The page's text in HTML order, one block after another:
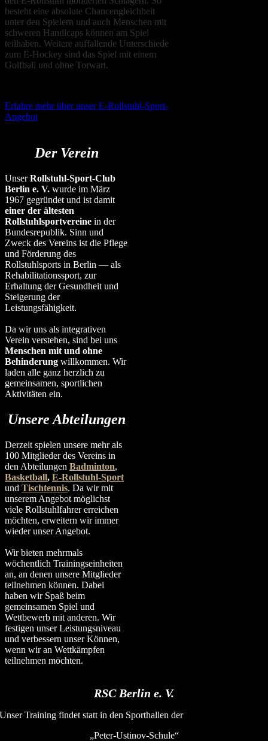
besteht eine absolute Chancengleichheit
unter den Spielern und auch Menschen mit
schweren Handicaps können am Spiel
teilhaben. Weitere auffallende Unterschiede
zum E-Hockey sind das Spiel mit einem
Golfball und ohne Torwart.
Erfahre mehr über unser E-Rollstuhl-Sport-
Angebot
Der Verein
UnserRollstuhl-Sport-Club
Berlin e. V. wurde im März
1967 gegründet und ist damit
einer der ältesten
Rollstuhlsportvereine in der
Bundesrepublik. Sinn und
Zweck des Vereins ist die Pflege
und Förderung des
Rollstuhlsports in Berlin — als
Rehabilitationssport, zur
Erhaltung der Gesundheit und
Steigerung der
Leistungsfähigkeit.
Da wir uns als integrativen
Verein verstehen, sind bei uns
Menschen mit und ohne
Behinderung willkommen. Wir
laden alle ganz herzlich zu
gemeinsamen, sportlichen
Aktivitäten ein.
Unsere Abteilungen
Derzeit spielen unsere mehr als
100 Mitglieder des Vereins in
den Abteilungen Badminton,
Basketball, E-Rollstuhl-Sport
und Tischtennis. Da wir mit
unserem Angebot möglichst
viele Rollstuhlfahrer erreichen
möchten, erweitern wir immer
wieder unser Angebot.
Wir bieten mehrmals
wöchentlich Trainingseinheiten
an, an denen unsere Mitglieder
teilnehmen können. Dabei
haben wir Spaß beim
gemeinsamen Spiel und
Wettbewerb mit anderen. Wir
festigen unser Leistungsniveau
und verbessern unser Können,
wenn wir an Wettkämpfen
teilnehmen möchten.
RSC Berlin e. V.
Unser Training findet statt in den Sporthallen der
„Peter-Ustinov-Schule“